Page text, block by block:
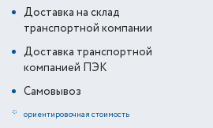
Доставка на склад
транспортной компании
Доставка транспортной
компанией ПЭК
Самовывоз
* ориентировочная стоимость